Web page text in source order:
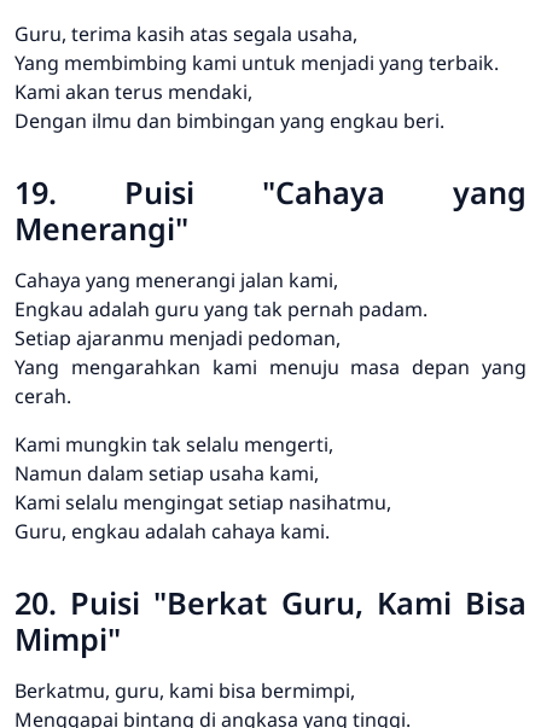
Guru, terima kasih atas segala usaha,
Yang membimbing kami untuk menjadi yang terbaik.
Kami akan terus mendaki,
Dengan ilmu dan bimbingan yang engkau beri.
19. Puisi "Cahaya yang
Menerangi"
Cahaya yang menerangi jalan kami,
Engkau adalah guru yang tak pernah padam.
Setiap ajaranmu menjadi pedoman,
Yang mengarahkan kami menuju masa depan yang
cerah.
Kami mungkin tak selalu mengerti,
Namun dalam setiap usaha kami,
Kami selalu mengingat setiap nasihatmu,
Guru, engkau adalah cahaya kami.
20. Puisi "Berkat Guru, Kami Bisa
Mimpi"
Berkatmu, guru, kami bisa bermimpi,
Menggapai bintang di angkasa yang tinggi.